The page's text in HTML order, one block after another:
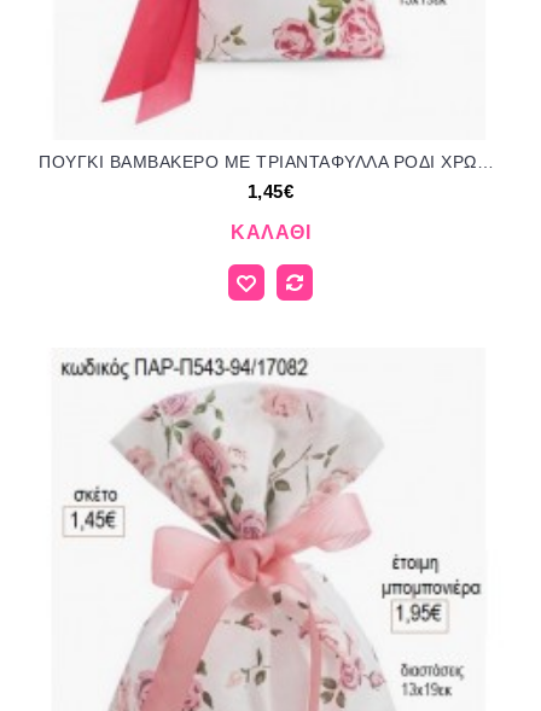
ΠΟΥΓΚΙ ΒΑΜΒΑΚΕΡΟ ΜΕ ΤΡΙΑΝΤΑΦΥΛΛΑ ΡΟΔΙ ΧΡΩΜΑ για μπομπονιέρες ΠΑΡ-Π543-134/17082 1.45€!!!
1,45€
ΚΑΛΆΘΙ